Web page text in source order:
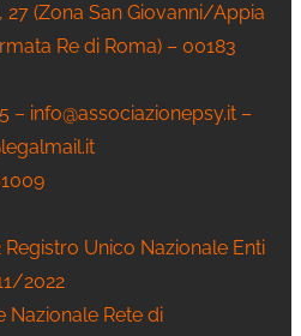
27 (Zona San Giovanni/Appia
Re di Roma) – 00183
– info@associazionepsy.it –
Registro Unico Nazionale Enti
2022
Nazionale Rete di